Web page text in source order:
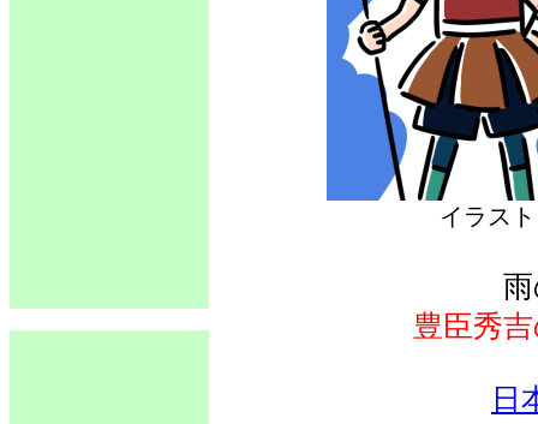
イラ
豊臣秀
日